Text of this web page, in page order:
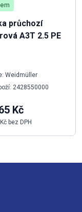
průchozí
A3T 2.5 PE
Weidmüller
2428550000
Kč
bez DPH